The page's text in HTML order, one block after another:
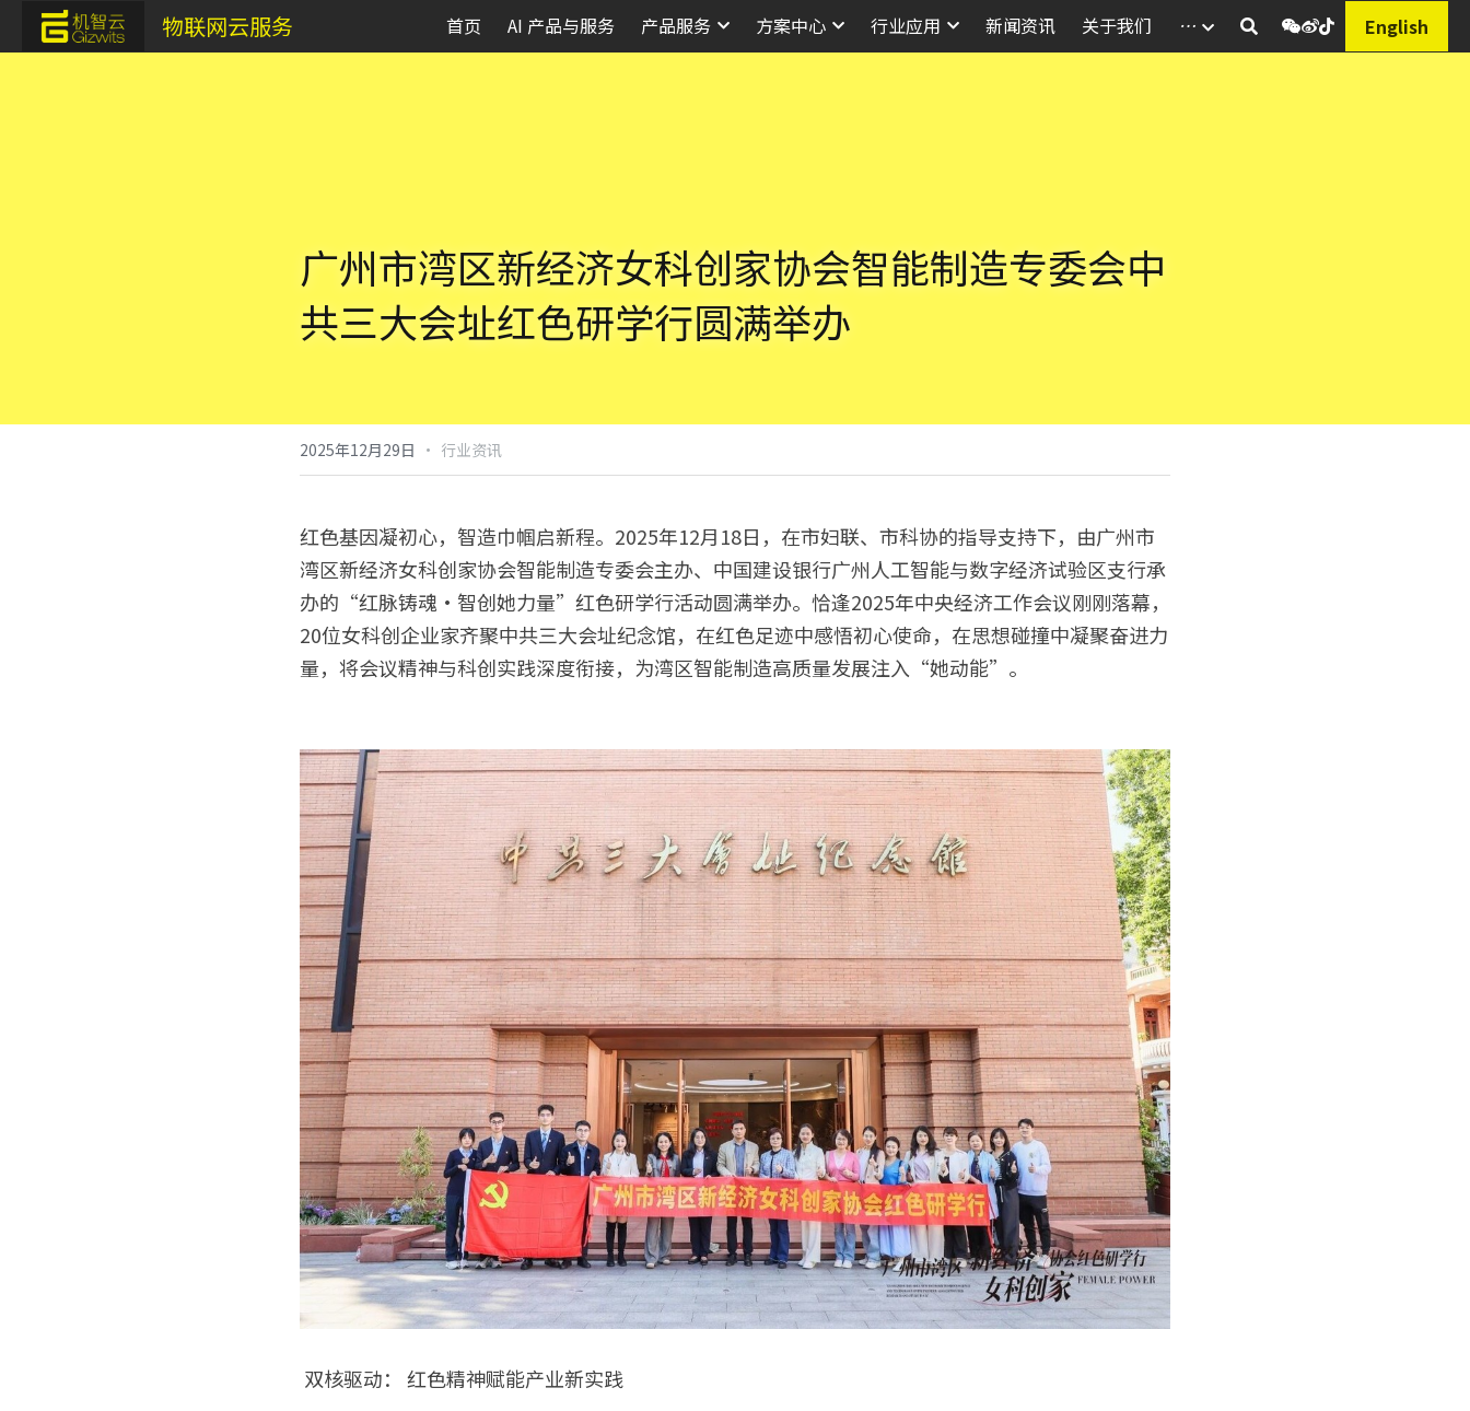
物联网云服务 首页 AI 产品与服务 产品服务 方案中心 行业应用 新闻资讯 关于我们 … English
广州市湾区新经济女科创家协会智能制造专委会中
共三大会址红色研学行圆满举办
2025年12月29日 · 行业资讯
红色基因凝初心，智造巾帼启新程。2025年12月18日，在市妇联、市科协的指导支持下，由广州市
湾区新经济女科创家协会智能制造专委会主办、中国建设银行广州人工智能与数字经济试验区支行承
办的“红脉铸魂·智创她力量”红色研学行活动圆满举办。恰逢2025年中央经济工作会议刚刚落幕，
20位女科创企业家齐聚中共三大会址纪念馆，在红色足迹中感悟初心使命，在思想碰撞中凝聚奋进力
量，将会议精神与科创实践深度衔接，为湾区智能制造高质量发展注入“她动能”。
双核驱动： 红色精神赋能产业新实践